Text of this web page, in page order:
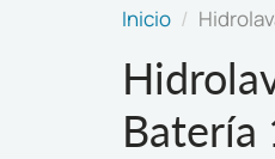
Inicio
Batería